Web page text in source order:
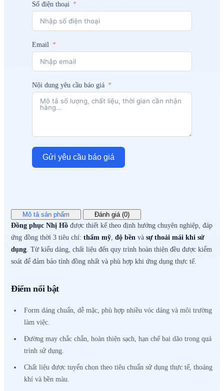
Số điện thoại
Email
Nội dung yêu cầu báo giá
Gửi yêu cầu báo giá
Mô tả sản phẩm
Đánh giá (0)
Đồng phục Nhị Hồ được thiết kế theo định hướng chuyên nghiệp, đáp
ứng đồng thời 3 tiêu chí: thẩm mỹ, độ bền và sự thoải mái khi sử
dụng. Từ kiểu dáng, chất liệu đến quy trình hoàn thiện đều được kiểm
soát để đảm bảo tính đồng nhất và phù hợp khi ứng dụng thực tế.
Điểm nổi bật
Form dáng chuẩn, dễ mặc, phù hợp nhiều vóc dáng và môi trường
làm việc.
Đường may chắc chắn, hoàn thiện sạch, hạn chế bai dão trong quá
trình sử dụng.
Chất liệu được tuyển chọn theo tiêu chuẩn sử dụng thực tế, thoáng
khí và bền màu.